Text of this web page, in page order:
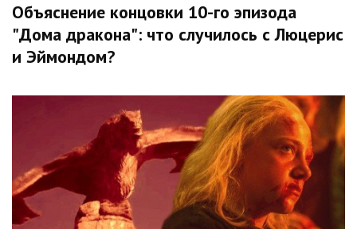
Объяснение концовки 10-го эпизода
"Дома дракона": что случилось с Люцерис
и Эймондом?